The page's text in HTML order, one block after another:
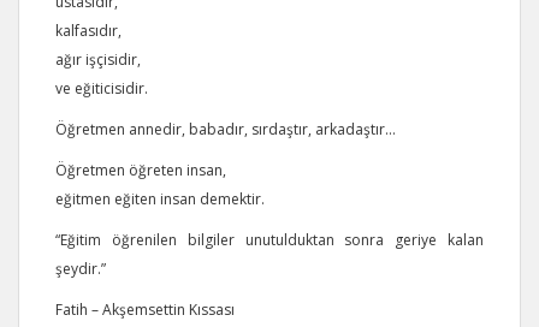
kalfasıdır,
ağır işçisidir,
ve eğiticisidir.
Öğretmen annedir, babadır, sırdaştır, arkadaştır…
Öğretmen öğreten insan,
eğitmen eğiten insan demektir.
“Eğitim öğrenilen bilgiler unutulduktan sonra geriye kalan
şeydir.”
Fatih – Akşemsettin Kıssası